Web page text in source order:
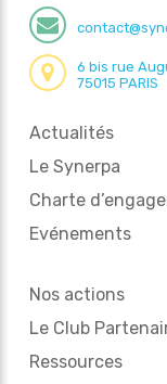
6 bis rue
75015 PARIS
Actualités
Le Synerpa
Charte
Evénements
Nos actions
Le Club
Ressources